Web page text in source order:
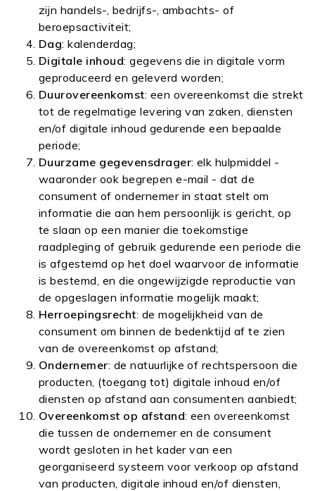
zijn handels-, bedrijfs-, ambachts- of
beroepsactiviteit;
Dag: kalenderdag;
Digitale inhoud: gegevens die in digitale vorm
geproduceerd en geleverd worden;
Duurovereenkomst: een overeenkomst die strekt
tot de regelmatige levering van zaken, diensten
en/of digitale inhoud gedurende een bepaalde
periode;
Duurzame gegevensdrager: elk hulpmiddel -
waaronder ook begrepen e-mail - dat de
consument of ondernemer in staat stelt om
informatie die aan hem persoonlijk is gericht, op
te slaan op een manier die toekomstige
raadpleging of gebruik gedurende een periode die
is afgestemd op het doel waarvoor de informatie
is bestemd, en die ongewijzigde reproductie van
de opgeslagen informatie mogelijk maakt;
Herroepingsrecht: de mogelijkheid van de
consument om binnen de bedenktijd af te zien
van de overeenkomst op afstand;
Ondernemer: de natuurlijke of rechtspersoon die
producten, (toegang tot) digitale inhoud en/of
diensten op afstand aan consumenten aanbiedt;
Overeenkomst op afstand: een overeenkomst
die tussen de ondernemer en de consument
wordt gesloten in het kader van een
georganiseerd systeem voor verkoop op afstand
van producten, digitale inhoud en/of diensten,